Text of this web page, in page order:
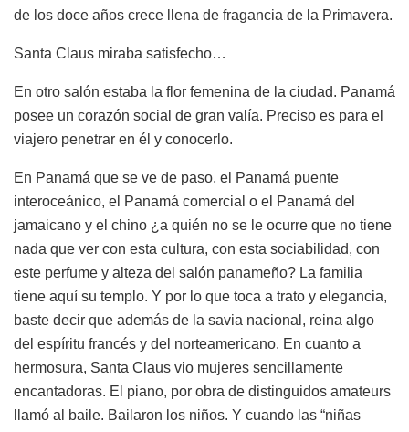
de los doce años crece llena de fragancia de la Primavera.
Santa Claus miraba satisfecho…
En otro salón estaba la flor femenina de la ciudad. Panamá
posee un corazón social de gran valía. Preciso es para el
viajero penetrar en él y conocerlo.
En Panamá que se ve de paso, el Panamá puente
interoceánico, el Panamá comercial o el Panamá del
jamaicano y el chino ¿a quién no se le ocurre que no tiene
nada que ver con esta cultura, con esta sociabilidad, con
este perfume y alteza del salón panameño? La familia
tiene aquí su templo. Y por lo que toca a trato y elegancia,
baste decir que además de la savia nacional, reina algo
del espíritu francés y del norteamericano. En cuanto a
hermosura, Santa Claus vio mujeres sencillamente
encantadoras. El piano, por obra de distinguidos amateurs
llamó al baile. Bailaron los niños. Y cuando las “niñas